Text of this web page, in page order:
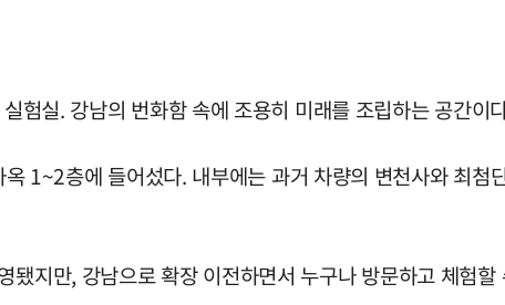
험실. 강남의 번화함 속에 조용히 미래를 조립하는 공간이
1~2층에 들어섰다. 내부에는 과거 차량의 변천사와 최첨
지만, 강남으로 확장 이전하면서 누구나 방문하고 체험